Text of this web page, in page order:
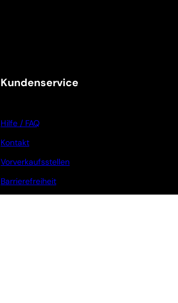
Kundenservice
Hilfe / FAQ
Kontakt
Vorverkaufsstellen
Barrierefreiheit